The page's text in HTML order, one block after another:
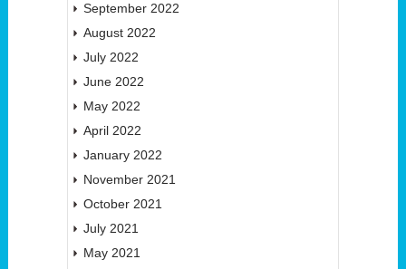
September 2022
August 2022
July 2022
June 2022
May 2022
April 2022
January 2022
November 2021
October 2021
July 2021
May 2021